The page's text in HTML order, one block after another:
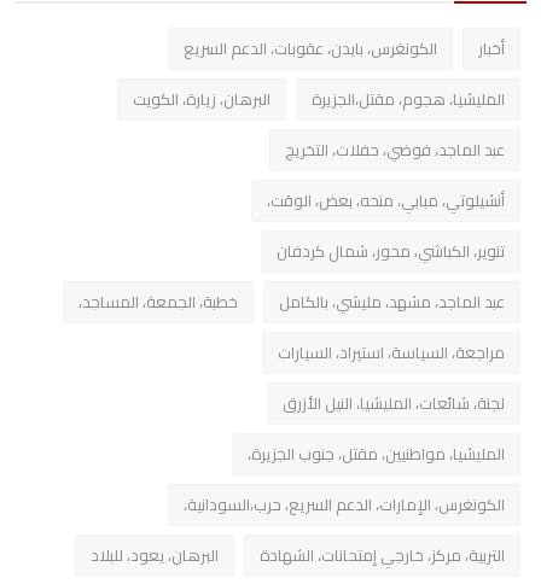
أخبار
الكونغرس، بايدن، عقوبات، الدعم السريع
المليشيا، هجوم، مقتل،الجزيرة
البرهان، زيارة، الكويت
عبد الماجد، فوضي، حفلات، التخريج
أنشيلوتي، مبابي، منحه، بعض، الوقت،
تنوير، الكباشي، محور، شمال كردفان
عبد الماجد، مشهد، مليشي، بالكامل
خطبة، الجمعة، المساجد،
مراجعة، السياسة، استيراد، السيارات
لجنة، شائعات، المليشيا، النيل الأزرق
المليشيا، مواطنيين، مقتل، جنوب الجزيرة،
الكونغرس، الإمارات، الدعم السريع، حرب،السودانية،
التربية، مركز، خارجي إمتحانات، الشهادة
البرهان، يعود، للبلاد